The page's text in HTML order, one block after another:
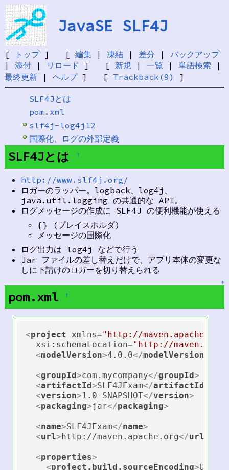
JavaSE SLF4J
[ トップ] [ 編集| 凍結| 差分 | バックアップ
| 添付| リロード ] [ 新規 | 一覧 | 単語検索 |
最終更新| ヘルプ] [ Trackback(9) ]
SLF4Jとは
pom.xml
slf4j-log4j12
国際化、ログの外部定義
SLF4Jとは †
http://www.slf4j.org/
ロガーのラッパー。logback、log4j、
java.util.logging の共通的な API。
ログメッセージの作成に SLF4J の便利機能が使える
{} (プレイスホルダ)
メッセージの国際化
ログ出力は log4j などで行う
Jar ファイルの差し替えだけで、アプリ本体の変更な
しに下請けのロガーを切り替えられる
↑
pom.xml †
<project xmlns="http://maven.apache.org/
xsi:schemaLocation="http://
<modelVersion>4.0.0</modelVersion
<groupId>com.mycompany</groupId>
<artifactId>SLF4JExam</artifactId
<version>1.0-SNAPSHOT</version>
<packaging>jar</packaging>
<name>SLF4JExam</name>
<url>http://maven.apache.org</url
<properties>
<project.build.sourceEncoding>UTF-8